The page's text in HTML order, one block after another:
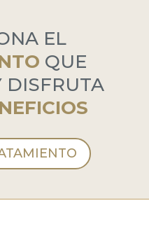
EL
QUE
DISFRUTA